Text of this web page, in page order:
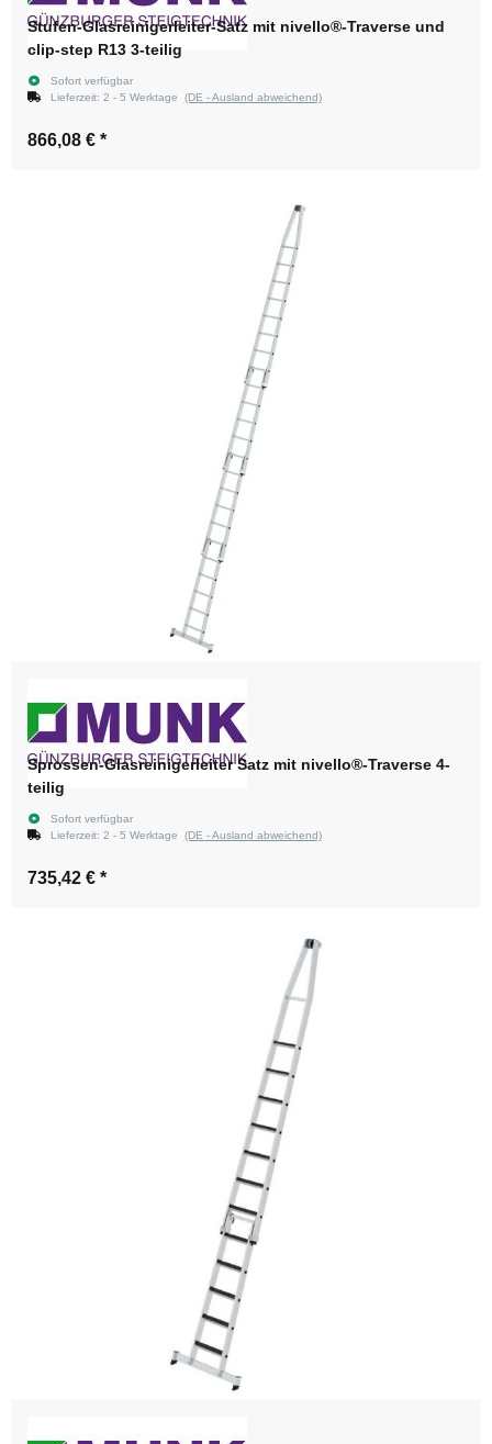
Stufen-Glasreinigerleiter-Satz mit nivello®-Traverse und
clip-step R13 3-teilig
Sofort verfügbar
Lieferzeit: 2 - 5 Werktage (DE - Ausland abweichend)
866,08 € *
Sprossen-Glasreinigerleiter Satz mit nivello®-Traverse 4-
teilig
Sofort verfügbar
Lieferzeit: 2 - 5 Werktage (DE - Ausland abweichend)
735,42 € *